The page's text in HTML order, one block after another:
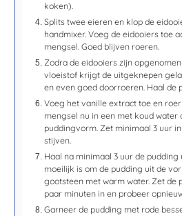
koken).
Splits twee eieren en klop de
handmixer. Voeg de eidooiers toe
mengsel. Goed blijven roeren.
Zodra de eidooiers zijn
vloeistof krijgt de uitgeknepen
en even goed doorroeren. Haal de
Voeg het vanille extract toe en
mengsel nu in een met koud water
puddingvorm. Zet minimaal 3 uur
stijven.
Haal na minimaal 3 uur de pudding
moeilijk is om de pudding uit de
gootsteen met warm water. Zet de
paar minuten in en probeer
Garneer de pudding met rode